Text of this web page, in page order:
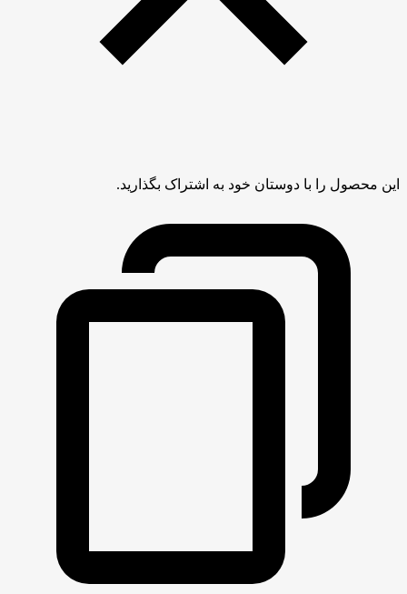
این محصول را با دوستان خود به اشتراک بگذارید.